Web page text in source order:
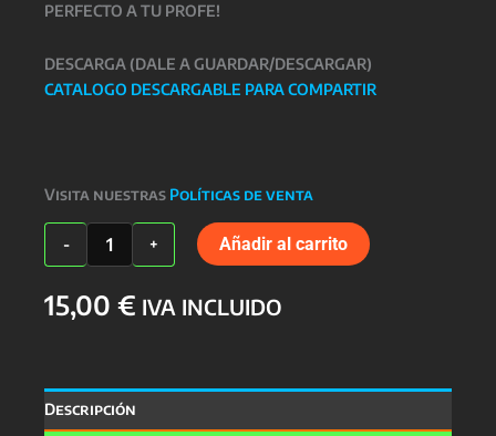
PERFECTO A TU PROFE!
DESCARGA (DALE A GUARDAR/DESCARGAR)
CATALOGO DESCARGABLE PARA COMPARTIR
Visita nuestras Políticas de venta
-
Especial
Profesores
+ Añadir al carrito
15,00 € IVA INCLUIDO
Descripción